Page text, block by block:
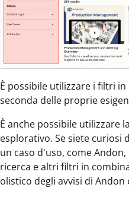
È possibile utilizzare i filtri
seconda delle proprie
È anche possibile utilizzare
esplorativo. Se siete curiosi
un caso d'uso, come
ricerca e altri filtri in
olistico degli avvisi di Andon